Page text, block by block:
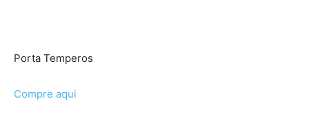
Porta Temperos
Compre aqui